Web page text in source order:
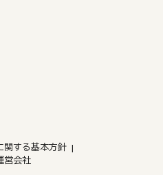
関する基本方針
営会社